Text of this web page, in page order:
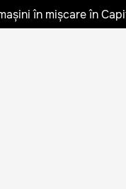
în mișcare în